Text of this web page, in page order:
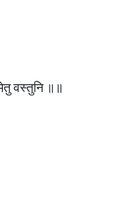
वस्तुनि ॥॥